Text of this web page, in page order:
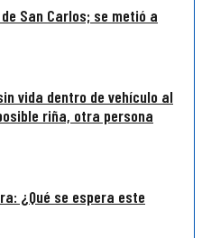
San Carlos; se metió a
vida dentro de vehículo al
riña, otra persona
¿Qué se espera este